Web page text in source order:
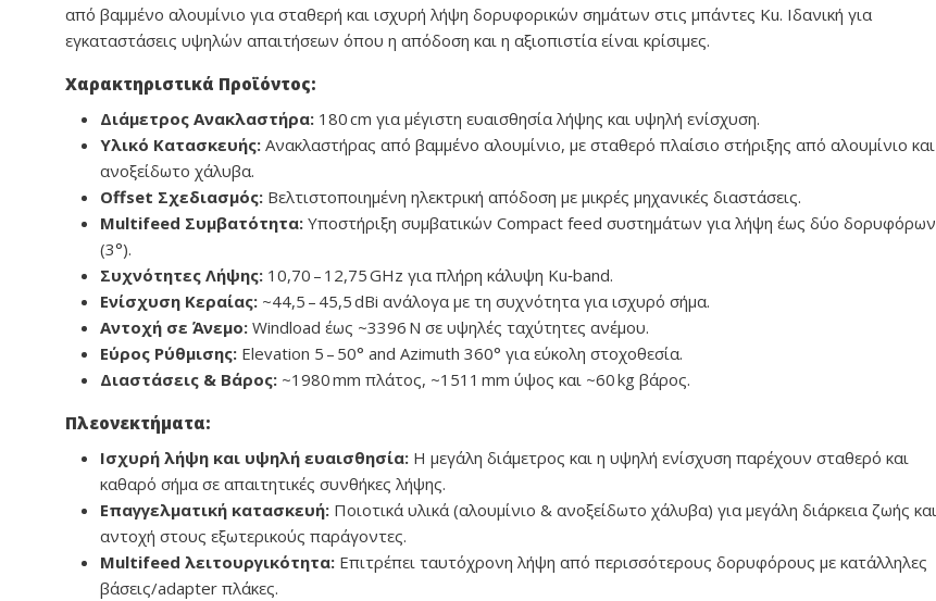
από βαμμένο αλουμίνιο για σταθερή και ισχυρή λήψη δορυφορικών σημάτων στις μπάντες Ku. Ιδανική για
εγκαταστάσεις υψηλών απαιτήσεων όπου η απόδοση και η αξιοπιστία είναι κρίσιμες.
Χαρακτηριστικά Προϊόντος:
Διάμετρος Ανακλαστήρα: 180 cm για μέγιστη ευαισθησία λήψης και υψηλή ενίσχυση.
Υλικό Κατασκευής: Ανακλαστήρας από βαμμένο αλουμίνιο, με σταθερό πλαίσιο στήριξης από αλουμίνιο και
ανοξείδωτο χάλυβα.
Offset Σχεδιασμός: Βελτιστοποιημένη ηλεκτρική απόδοση με μικρές μηχανικές διαστάσεις.
Multifeed Συμβατότητα: Υποστήριξη συμβατικών Compact feed συστημάτων για λήψη έως δύο δορυφόρων
(3°).
Συχνότητες Λήψης: 10,70 – 12,75 GHz για πλήρη κάλυψη Ku‑band.
Ενίσχυση Κεραίας: ~44,5 – 45,5 dBi ανάλογα με τη συχνότητα για ισχυρό σήμα.
Αντοχή σε Άνεμο: Windload έως ~3396 N σε υψηλές ταχύτητες ανέμου.
Εύρος Ρύθμισης: Elevation 5 – 50° and Azimuth 360° για εύκολη στοχοθεσία.
Διαστάσεις & Βάρος: ~1980 mm πλάτος, ~1511 mm ύψος και ~60 kg βάρος.
Πλεονεκτήματα:
Ισχυρή λήψη και υψηλή ευαισθησία: Η μεγάλη διάμετρος και η υψηλή ενίσχυση παρέχουν σταθερό και
καθαρό σήμα σε απαιτητικές συνθήκες λήψης.
Επαγγελματική κατασκευή: Ποιοτικά υλικά (αλουμίνιο & ανοξείδωτο χάλυβα) για μεγάλη διάρκεια ζωής και
αντοχή στους εξωτερικούς παράγοντες.
Multifeed λειτουργικότητα: Επιτρέπει ταυτόχρονη λήψη από περισσότερους δορυφόρους με κατάλληλες
βάσεις/adapter πλάκες.